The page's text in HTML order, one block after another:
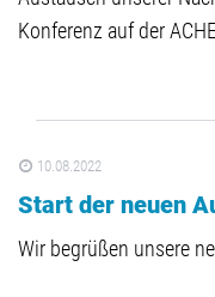
Konferenz auf der
10.08.2022
Start der neuen
Wir begrüßen unsere